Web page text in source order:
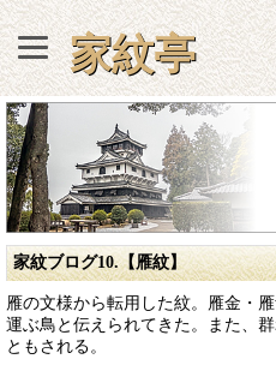
家紋亭
家紋ブログ10.【雁紋】
雁の文様から転用した紋。雁金・
運ぶ鳥と伝えられてきた。また、
ともされる。